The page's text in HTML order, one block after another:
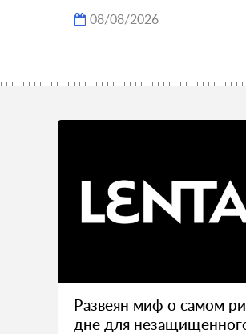
08/08/2026
Развеян миф о самом
дне для